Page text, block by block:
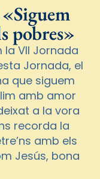
pobres»
VII Jornada
Jornada, el
que siguem
amb amor
a la vora
recorda la
amb els
Jesús, bona